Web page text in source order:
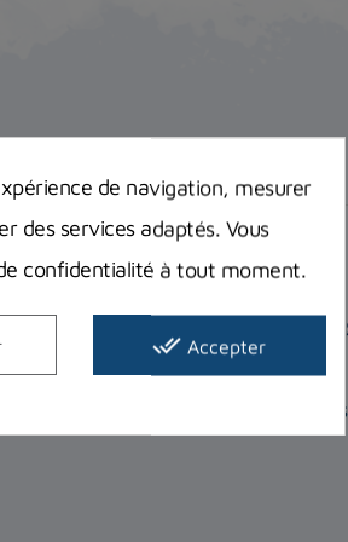
marine : quels
?
la pratiquer en toute quiétude et
de navigation, mesurer
des services adaptés. Vous
confidentialité à tout moment.
done_all Accepter